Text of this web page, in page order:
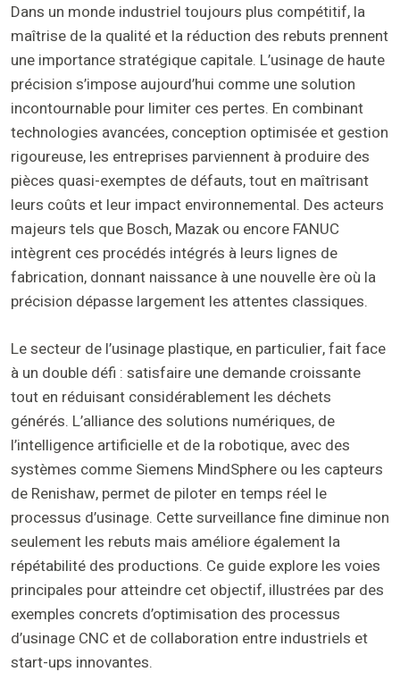
Dans un monde industriel toujours plus compétitif, la
maîtrise de la qualité et la réduction des rebuts prennent
une importance stratégique capitale. L’usinage de haute
précision s’impose aujourd’hui comme une solution
incontournable pour limiter ces pertes. En combinant
technologies avancées, conception optimisée et gestion
rigoureuse, les entreprises parviennent à produire des
pièces quasi-exemptes de défauts, tout en maîtrisant
leurs coûts et leur impact environnemental. Des acteurs
majeurs tels que Bosch, Mazak ou encore FANUC
intègrent ces procédés intégrés à leurs lignes de
fabrication, donnant naissance à une nouvelle ère où la
précision dépasse largement les attentes classiques.
Le secteur de l’usinage plastique, en particulier, fait face
à un double défi : satisfaire une demande croissante
tout en réduisant considérablement les déchets
générés. L’alliance des solutions numériques, de
l’intelligence artificielle et de la robotique, avec des
systèmes comme Siemens MindSphere ou les capteurs
de Renishaw, permet de piloter en temps réel le
processus d’usinage. Cette surveillance fine diminue non
seulement les rebuts mais améliore également la
répétabilité des productions. Ce guide explore les voies
principales pour atteindre cet objectif, illustrées par des
exemples concrets d’optimisation des processus
d’usinage CNC et de collaboration entre industriels et
start-ups innovantes.